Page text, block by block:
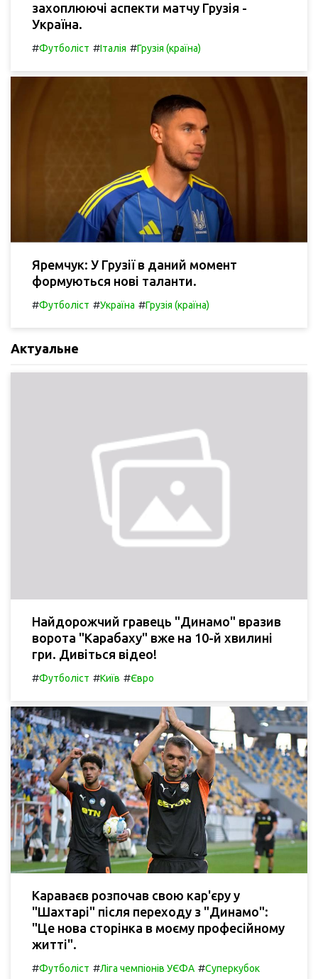
захоплюючі аспекти матчу Грузія -
Україна.
#Футболіст #Італія #Грузія (країна)
Яремчук: У Грузії в даний момент
формуються нові таланти.
#Футболіст #Україна #Грузія (країна)
Актуальне
Найдорожчий гравець "Динамо" вразив
ворота "Карабаху" вже на 10-й хвилині
гри. Дивіться відео!
#Футболіст #Київ #Євро
Караваєв розпочав свою кар'єру у
"Шахтарі" після переходу з "Динамо":
"Це нова сторінка в моєму професійному
житті".
#Футболіст #Ліга чемпіонів УЄФА #Суперкубок